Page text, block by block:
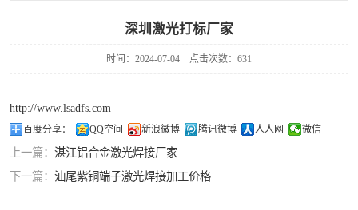
深圳激光打标厂家
时间：2024-07-04 点击次数：631
http://www.lsadfs.com
百度分享： QQ空间 新浪微博 腾讯微博 人人网 微信
上一篇： 湛江铝合金激光焊接厂家
下一篇： 汕尾紫铜端子激光焊接加工价格
铝合金激光焊接
紫铜产品激光焊